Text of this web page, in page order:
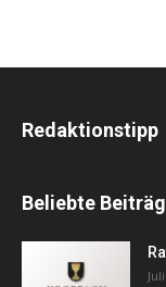
Redaktionstipp
Beliebte